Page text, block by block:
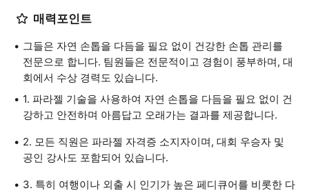
매력포인트
그들은 자연 손톱을 다듬을 필요 없이 건강한 손톱 관리를
전문으로 합니다. 팀원들은 전문적이고 경험이 풍부하며, 대
회에서 수상 경력도 있습니다.
1. 파라젤 기술을 사용하여 자연 손톱을 다듬을 필요 없이 건
강하고 안전하며 아름답고 오래가는 결과를 제공합니다.
2. 모든 직원은 파라젤 자격증 소지자이며, 대회 우승자 및
공인 강사도 포함되어 있습니다.
3. 특히 여행이나 외출 시 인기가 높은 페디큐어를 비롯한 다